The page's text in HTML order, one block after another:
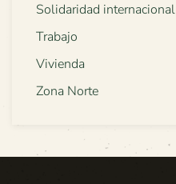
Solidaridad internacional
Trabajo
Vivienda
Zona Norte